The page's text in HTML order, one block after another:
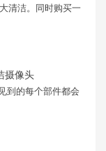
清洁。同时购买一
到的每个部件都会